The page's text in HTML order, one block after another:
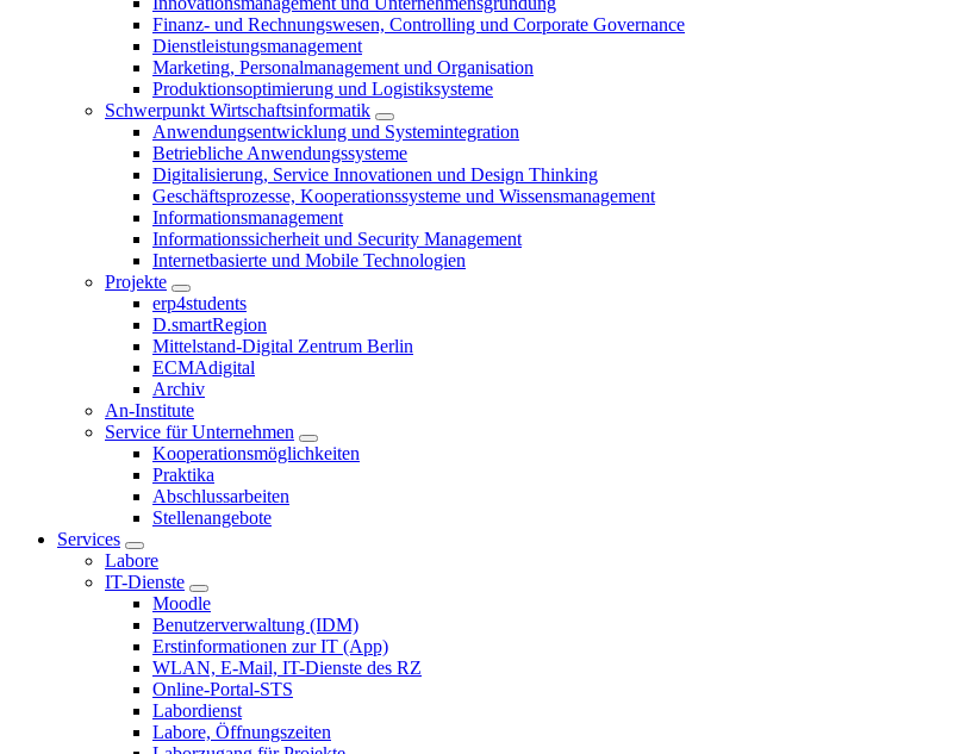
Finanz- und Rechnungswesen, Controlling und Corporate Governance
Dienstleistungsmanagement
Marketing, Personalmanagement und Organisation
Produktionsoptimierung und Logistiksysteme
Schwerpunkt Wirtschaftsinformatik
Anwendungsentwicklung und Systemintegration
Betriebliche Anwendungssysteme
Digitalisierung, Service Innovationen und Design Thinking
Geschäftsprozesse, Kooperationssysteme und Wissensmanagement
Informationsmanagement
Informationssicherheit und Security Management
Internetbasierte und Mobile Technologien
Projekte
erp4students
D.smartRegion
Mittelstand-Digital Zentrum Berlin
ECMAdigital
Archiv
An-Institute
Service für Unternehmen
Kooperationsmöglichkeiten
Praktika
Abschlussarbeiten
Stellenangebote
Services
Labore
IT-Dienste
Moodle
Benutzerverwaltung (IDM)
Erstinformationen zur IT (App)
WLAN, E-Mail, IT-Dienste des RZ
Online-Portal-STS
Labordienst
Labore, Öffnungszeiten